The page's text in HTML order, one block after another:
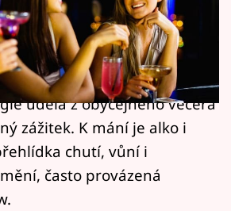
Karlovy Vary
vína nebo prosecca už vás
dámskou jízdu naplánovat
barů přibývá a
udělá z obyčejného večera
zážitek. K mání je alko i
chutí, vůní i
často provázená